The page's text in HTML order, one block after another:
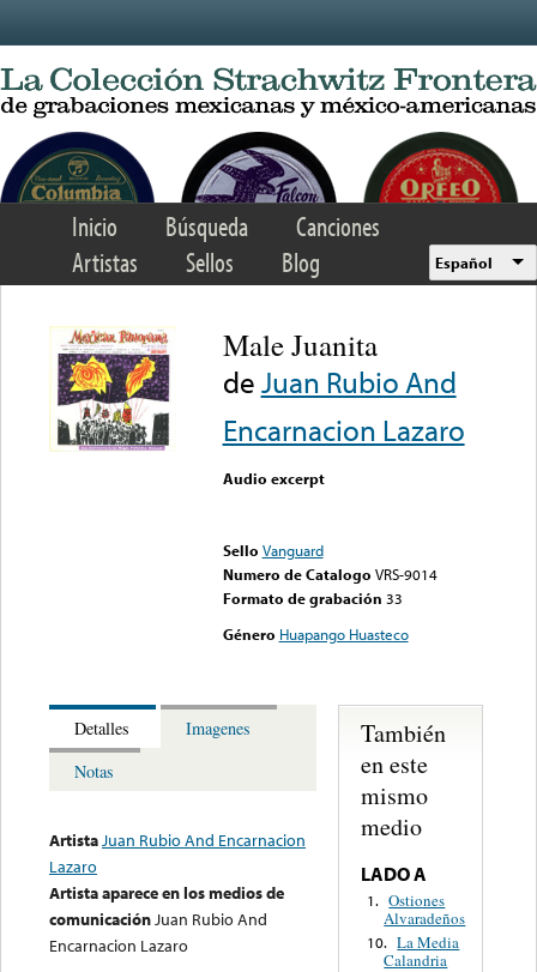
Inicio Búsqueda
Canciones
Artistas
Sellos Blog Español
Male Juanita
deJuan Rubio And
Encarnacion Lazaro
Audio excerpt
Sello Vanguard
Numero de Catalogo VRS-9014
Formato de grabación 33
Género Huapango Huasteco
Detalles
Imagenes
Notas
ArtistaJuan Rubio And Encarnacion
Lazaro
Artista aparece en los medios de
comunicaciónJuan Rubio And
Encarnacion Lazaro
También
en este
mismo
medio
LADO A
1. Ostiones
Alvaradeños
10. La Media
Calandria